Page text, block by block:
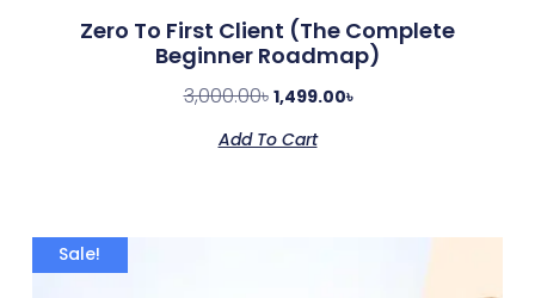
Zero To First Client (The Complete
Beginner Roadmap)
3,000.00৳ 1,499.00৳
Add To Cart
Sale!